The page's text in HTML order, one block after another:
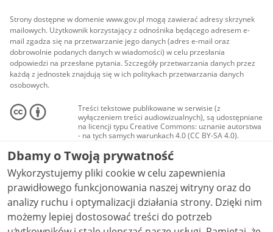
Strony dostępne w domenie www.gov.pl mogą zawierać adresy skrzynek
mailowych. Użytkownik korzystający z odnośnika będącego adresem e-
mail zgadza się na przetwarzanie jego danych (adres e-mail oraz
dobrowolnie podanych danych w wiadomości) w celu przesłania
odpowiedzi na przesłane pytania. Szczegóły przetwarzania danych przez
każdą z jednostek znajdują się w ich politykach przetwarzania danych
osobowych.
Treści tekstowe publikowane w serwisie (z
wyłączeniem treści audiowizualnych), są udostępniane
na licencji typu Creative Commons: uznanie autorstwa
- na tych samych warunkach 4.0 (CC BY-SA 4.0).
Materiały audiowizualne, w tym zdjęcia, materiały
audio i wideo, są udostępniane na licencji typu
Creative Commons: uznanie autorstwa użycie
niekomercyjne - bez utworów zależnych 4.0 (CC BY-
NC-ND 4.0), o ile nie jest to stwierdzone inaczej.
Dbamy o Twoją prywatność
Wykorzystujemy pliki cookie w celu zapewnienia
prawidłowego funkcjonowania naszej witryny oraz do
analizy ruchu i optymalizacji działania strony. Dzięki nim
możemy lepiej dostosować treści do potrzeb